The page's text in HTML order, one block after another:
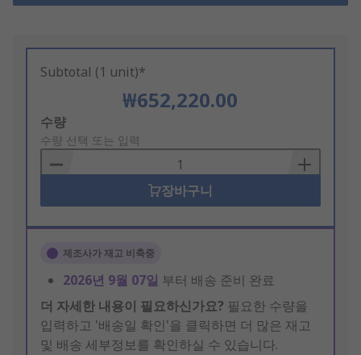
Subtotal (1 unit)*
₩652,220.00
Add
to
Basket
수량
수량 선택 또는 입력
장바구니
제조사가 재고 비축중
2026년 9월 07일 부터 배송 준비 완료
더 자세한 내용이 필요하신가요? 필요한 수량을
입력하고 '배송일 확인'을 클릭하면 더 많은 재고
및 배송 세부정보를 확인하실 수 있습니다.